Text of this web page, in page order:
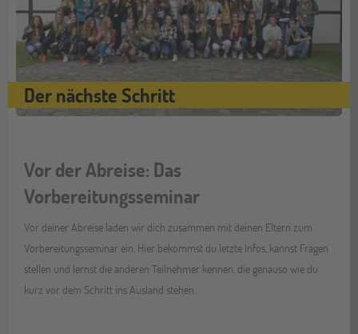
Der nächste Schritt
Vor der Abreise: Das
Vorbereitungsseminar
Vor deiner Abreise laden wir dich zusammen mit deinen Eltern zum
Vorbereitungsseminar ein. Hier bekommst du letzte Infos, kannst Fragen
stellen und lernst die anderen Teilnehmer kennen, die genauso wie du
kurz vor dem Schritt ins Ausland stehen.